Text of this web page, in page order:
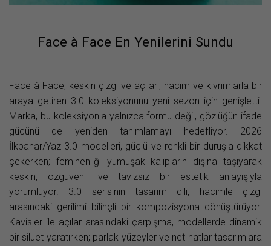
Face à Face En Yenilerini Sundu
Face à Face, keskin çizgi ve açıları, hacim ve kıvrımlarla bir
araya getiren 3.0 koleksiyonunu yeni sezon için genişletti.
Marka, bu koleksiyonla yalnızca formu değil, gözlüğün ifade
gücünü de yeniden tanımlamayı hedefliyor. 2026
İlkbahar/Yaz 3.0 modelleri, güçlü ve renkli bir duruşla dikkat
çekerken; feminenliği yumuşak kalıpların dışına taşıyarak
keskin, özgüvenli ve tavizsiz bir estetik anlayışıyla
yorumluyor. 3.0 serisinin tasarım dili, hacimle çizgi
arasındaki gerilimi bilinçli bir kompozisyona dönüştürüyor.
Kavisler ile açılar arasındaki çarpışma, modellerde dinamik
bir siluet yaratırken; parlak yüzeyler ve net hatlar tasarımlara